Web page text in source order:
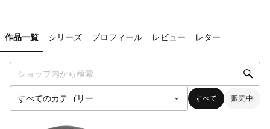
作品一覧 シリーズ プロフィール レビュー レター
すべて 販売中